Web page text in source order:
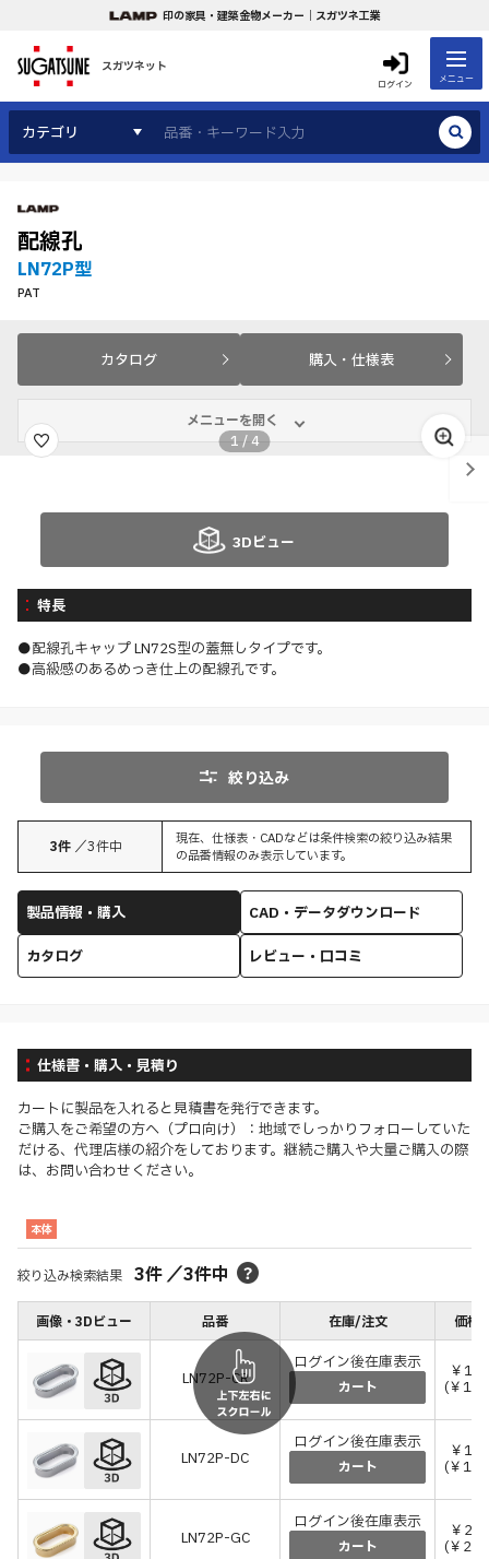
印の家具・建築金物メーカー｜スガツネ工業
スガツネット
ログイン メニュー
カテゴリ
配線孔
LN72P型
PAT
カタログ 購入・仕様表
メニューを開く
1 /4
3Dビュー
特長
●配線孔キャップ LN72S型の蓋無しタイプです。
●高級感のあるめっき仕上の配線孔です。
絞り込み
3件 ／3件中
現在、仕様表・CADなどは条件検索の絞り込み結果
の品番情報のみ表示しています。
製品情報・購入
CAD・データダウンロード
カタログ
レビュー・口コミ
仕様書・購入・見積り
カートに製品を入れると見積書を発行できます。
ご購入をご希望の方へ（プロ向け）：地域でしっかりフォローしていた
だける、代理店様の紹介をしております。継続ご購入や大量ご購入の際
は、お問い合わせください。
本体
絞り込み検索結果 3件／3件中
画像・3Dビュー 品番 在庫/注文 価格(
LN72P-CR
ログイン後在庫表示
カート
￥
(￥
LN72P-DC
ログイン後在庫表示
カート
￥
(￥
LN72P-GC
ログイン後在庫表示
カート
￥
(￥